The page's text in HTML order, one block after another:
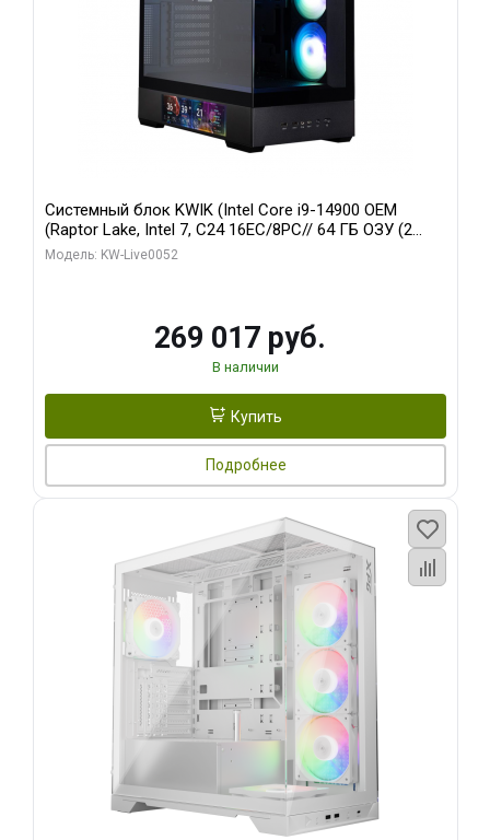
Системный блок KWIK (Intel Core i9-14900 OEM
(Raptor Lake, Intel 7, C24 16EC/8PC// 64 ГБ ОЗУ (2
модуля)/ Palit RTX5080 GAMINGPRO OC 16GB GDDR7
Модель: KW-Live0052
269 017 руб.
В наличии
Купить
Подробнее